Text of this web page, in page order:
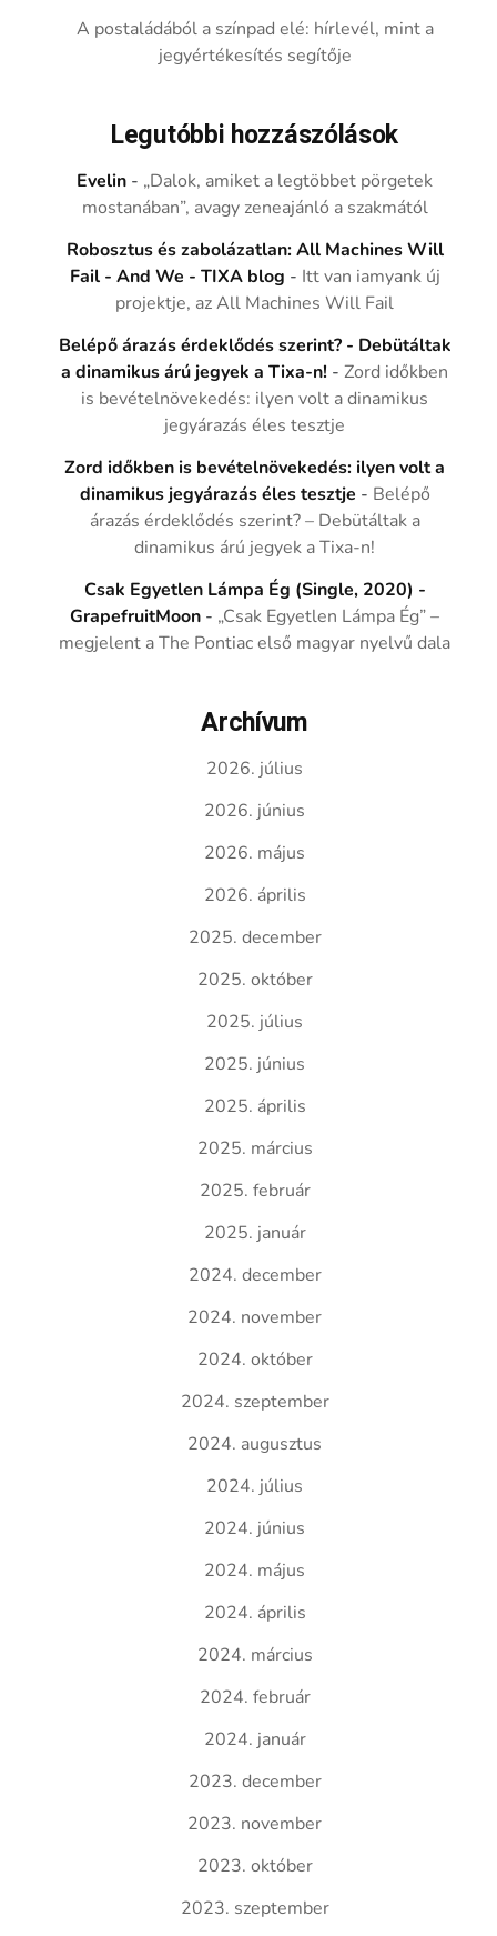
A postaládából a színpad elé: hírlevél, mint a
jegyértékesítés segítője
Legutóbbi hozzászólások
Evelin - „Dalok, amiket a legtöbbet pörgetek
mostanában”, avagy zeneajánló a szakmától
Robosztus és zabolázatlan: All Machines Will
Fail - And We - TIXA blog - Itt van iamyank új
projektje, az All Machines Will Fail
Belépő árazás érdeklődés szerint? - Debütáltak
a dinamikus árú jegyek a Tixa-n! -Zord időkben
is bevételnövekedés: ilyen volt a dinamikus
jegyárazás éles tesztje
Zord időkben is bevételnövekedés: ilyen volt a
dinamikus jegyárazás éles tesztje - Belépő
árazás érdeklődés szerint? – Debütáltak a
dinamikus árú jegyek a Tixa-n!
Csak Egyetlen Lámpa Ég (Single, 2020) -
GrapefruitMoon - „Csak Egyetlen Lámpa Ég” –
megjelent a The Pontiac első magyar nyelvű dala
Archívum
2026. július
2026. június
2026. május
2026. április
2025. december
2025. október
2025. július
2025. június
2025. április
2025. március
2025. február
2025. január
2024. december
2024. november
2024. október
2024. szeptember
2024. augusztus
2024. július
2024. június
2024. május
2024. április
2024. március
2024. február
2024. január
2023. december
2023. november
2023. október
2023. szeptember